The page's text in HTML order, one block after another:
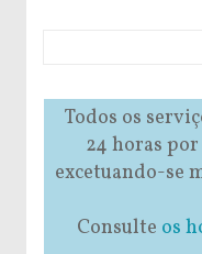
Todos os
24 horas
excetuando-se
Consulte os